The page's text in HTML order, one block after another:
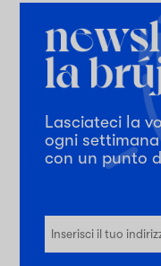
Lasciateci la
ogni
con un punto